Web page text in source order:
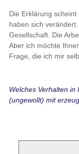
Die Erklärung
haben sich
Gesellschaft. Die
Aber ich möchte
Frage, die ich mir
Welches Verhalten in
(ungewollt) mit